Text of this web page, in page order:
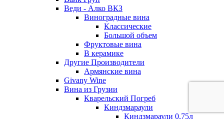
Веди - Алко ВКЗ
Виноградные вина
Классические
Большой объем
Фруктовые вина
В керамике
Другие Производители
Армянские вина
Givany Wine
Вина из Грузии
Кварельский Погреб
Киндзмараули
Киндзмараули 0,75л